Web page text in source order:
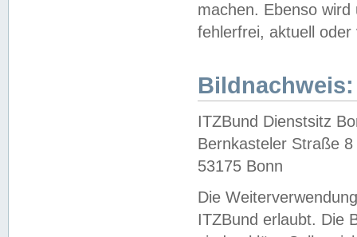
machen. Ebenso
fehlerfrei, aktuell oder
Bildnachweis:
ITZBund Dienstsitz
Bernkasteler Straße 8
53175 Bonn
Die
ITZBund erlaubt. Die